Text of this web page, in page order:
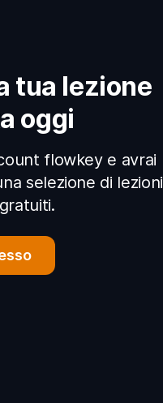
tua lezione
oggi
flowkey e avrai
selezione di lezioni